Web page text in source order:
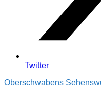
Twitter
Oberschwabens